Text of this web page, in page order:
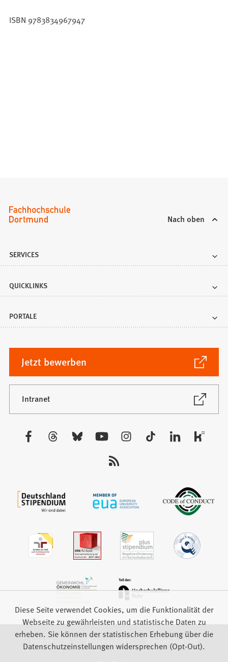
ISBN 9783834967947
Nach oben
SERVICES
QUICKLINKS
PORTALE
Jetzt bewerben
(Öffnet
in
einem
neuen
Tab)
Intranet
(Öffnet
neuen
Besuchen
Impressum Datenschutz
Barrierefreiheit
Diese Seite verwendet Cookies, um die Funktionalität der
Webseite zu gewährleisten und statistische Daten zu
erheben. Sie können der statistischen Erhebung über die
Datenschutzeinstellungen widersprechen (Opt-Out).